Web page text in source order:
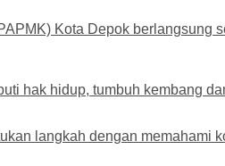
Kota Depok berlangsung
hak hidup, tumbuh kembang
langkah dengan memahami